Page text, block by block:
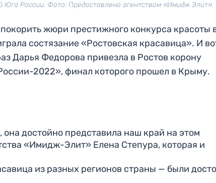
России. Фото: Предоставлено агентством «Имидж Элит».
жюри престижного конкурса красоты
состязание «Ростовская красавица». И
Дарья Федорова привезла в Ростов корону
2022», финал которого прошел в Крыму.
достойно представила наш край на этом
«Имидж-Элит» Елена Степура, которая и
из разных регионов страны — были